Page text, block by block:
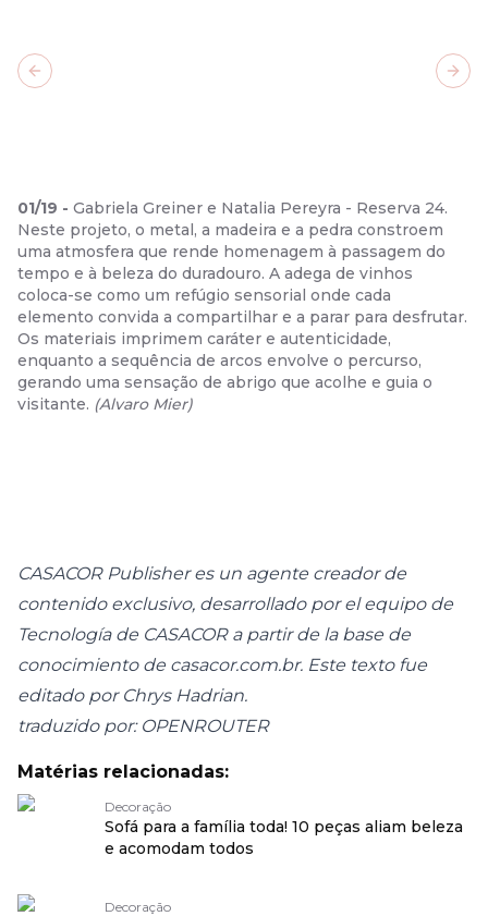
01/19 - Gabriela Greiner e Natalia Pereyra - Reserva 24.
Neste projeto, o metal, a madeira e a pedra constroem
uma atmosfera que rende homenagem à passagem do
tempo e à beleza do duradouro. A adega de vinhos
coloca-se como um refúgio sensorial onde cada
elemento convida a compartilhar e a parar para desfrutar.
Os materiais imprimem caráter e autenticidade,
enquanto a sequência de arcos envolve o percurso,
gerando uma sensação de abrigo que acolhe e guia o
visitante. (Alvaro Mier)
Previous slide
CASACOR Publisher es un agente creador de
contenido exclusivo, desarrollado por el equipo de
Tecnología de CASACOR a partir de la base de
conocimiento de casacor.com.br. Este texto fue
editado por Chrys Hadrian.
traduzido por: OPENROUTER
Matérias relacionadas:
Decoração
Sofá para a família toda! 10 peças aliam beleza
e acomodam todos
Decoração